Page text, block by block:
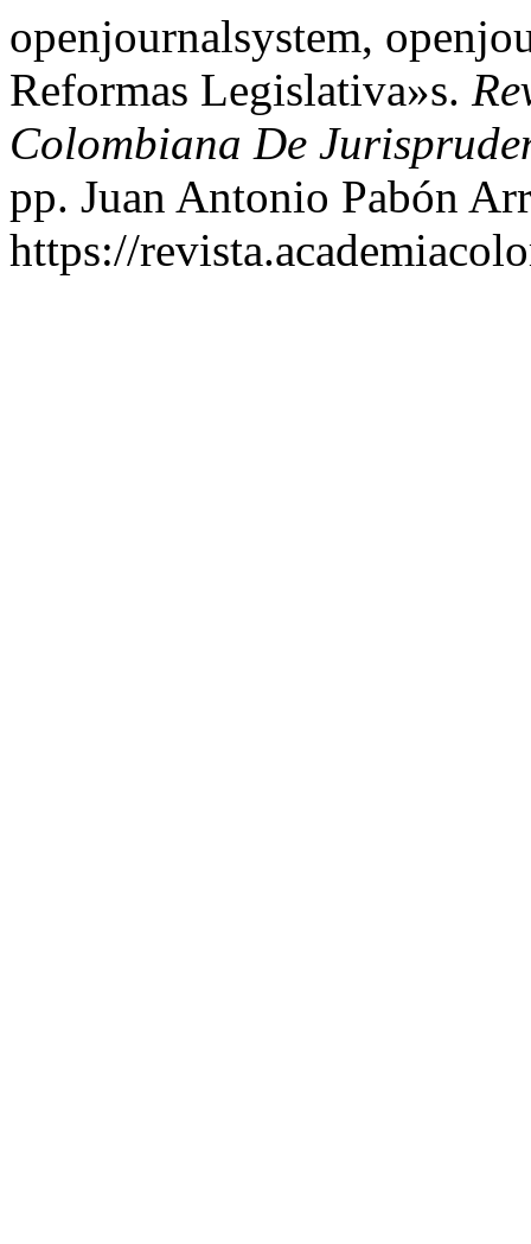
openjournalsystem,
Reformas Legislativa»s.
Colombiana De
pp. Juan Antonio Pabón
https://